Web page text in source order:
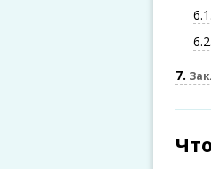
6.1
6.2
7